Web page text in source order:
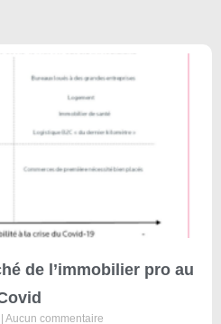
de l’immobilier pro au
Aucun commentaire